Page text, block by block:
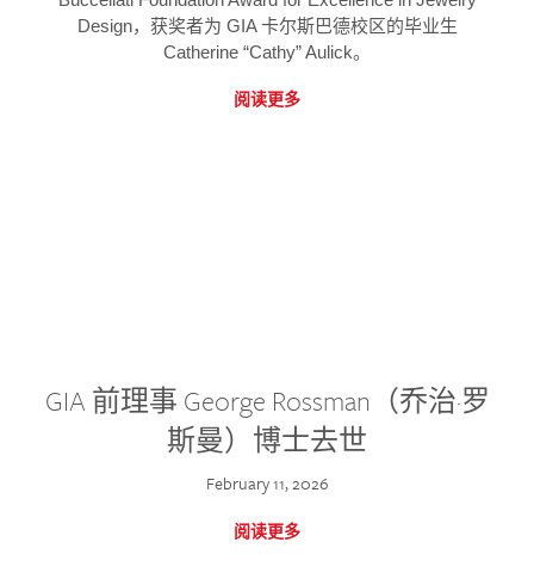
Design，获奖者为 GIA 卡尔斯巴德校区的毕业生
Catherine “Cathy” Aulick。
阅读更多
GIA 前理事 George Rossman（乔治·罗
斯曼）博士去世
February 11, 2026
阅读更多